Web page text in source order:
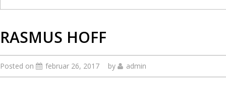
RASMUS HOFF
Posted on februar 26, 2017 by admin